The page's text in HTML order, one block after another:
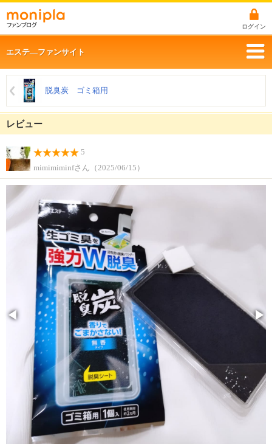
ログイン
エステ―ファンサイト
脱臭炭 ゴミ箱用
レビュー
5
mimimiminfさん（2025/06/15）
◀ ▶